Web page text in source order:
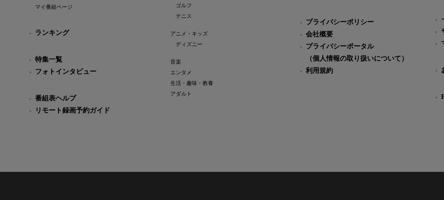
マイ番組ページ
ランキング
特集一覧
フォトインタビュー
番組表ヘルプ
リモート録画予約ガイド
ゴルフ
テニス
アニメ・キッズ
ディズニー
音楽
エンタメ
生活・趣味・教養
アダルト
プライバシーポリシー
会社概要
プライバシーポータル
（個人情報の取り扱いについて）
利用規約